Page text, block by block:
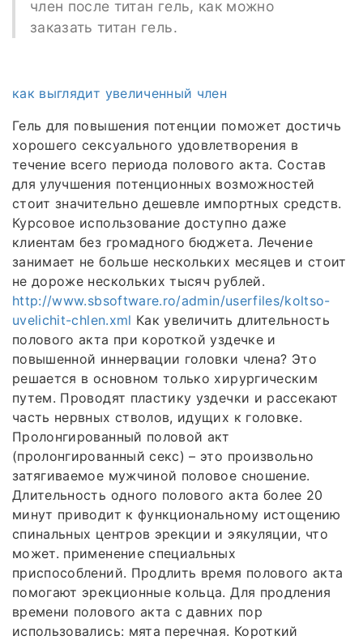
член после титан гель, как можно
заказать титан гель.
как выглядит увеличенный член
Гель для повышения потенции поможет достичь
хорошего сексуального удовлетворения в
течение всего периода полового акта. Состав
для улучшения потенционных возможностей
стоит значительно дешевле импортных средств.
Курсовое использование доступно даже
клиентам без громадного бюджета. Лечение
занимает не больше нескольких месяцев и стоит
не дороже нескольких тысяч рублей.
http://www.sbsoftware.ro/admin/userfiles/koltso-
uvelichit-chlen.xml Как увеличить длительность
полового акта при короткой уздечке и
повышенной иннервации головки члена? Это
решается в основном только хирургическим
путем. Проводят пластику уздечки и рассекают
часть нервных стволов, идущих к головке.
Пролонгированный половой акт
(пролонгированный секс) – это произвольно
затягиваемое мужчиной половое сношение.
Длительность одного полового акта более 20
минут приводит к функциональному истощению
спинальных центров эрекции и эякуляции, что
может. применение специальных
приспособлений. Продлить время полового акта
помогают эрекционные кольца. Для продления
времени полового акта с давних пор
использовались: мята перечная. Короткий